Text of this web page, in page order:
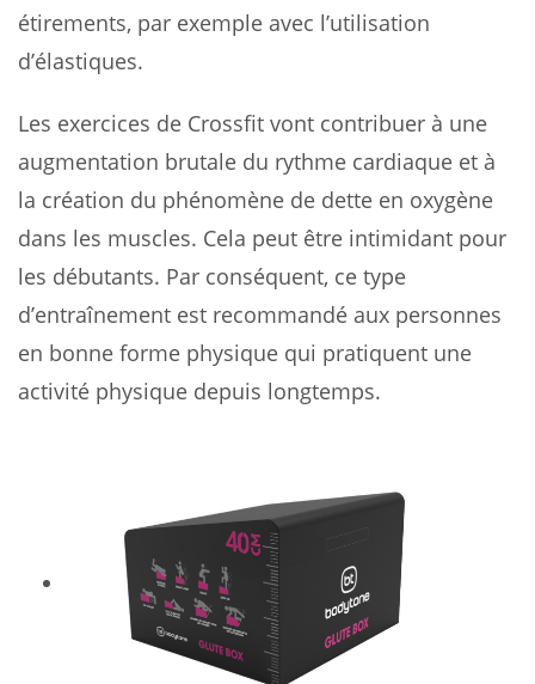
étirements, par exemple avec l’utilisation
d’élastiques.
Les exercices de Crossfit vont contribuer à une
augmentation brutale du rythme cardiaque et à
la création du phénomène de dette en oxygène
dans les muscles. Cela peut être intimidant pour
les débutants. Par conséquent, ce type
d’entraînement est recommandé aux personnes
en bonne forme physique qui pratiquent une
activité physique depuis longtemps.